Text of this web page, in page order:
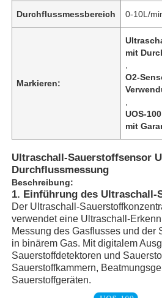
Durchflussmessbereich 0-10L/
Markieren:
mit
O2-
UOS-
mit
Ultraschall-Sauerstoffsensor
Durchflussmessung
Beschreibung:
1. Einführung des Ultraschall-
Der Ultraschall-
verwendet eine Ultraschall-
Messung des Gasflusses und der
in binärem Gas. Mit digitalem
Sauerstoffdetektoren und
Sauerstoffkammern,
Sauerstoffgeräten.